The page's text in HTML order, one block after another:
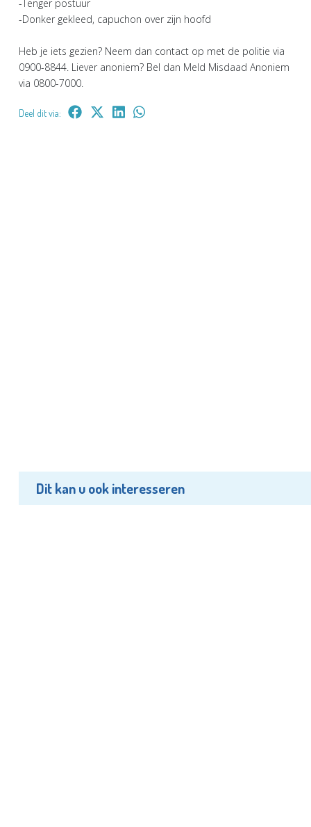
-Tenger postuur
-Donker gekleed, capuchon over zijn hoofd
Heb je iets gezien? Neem dan contact op met de politie via
0900-8844. Liever anoniem? Bel dan Meld Misdaad Anoniem
via 0800-7000.
Deel dit via:
Dit kan u ook interesseren